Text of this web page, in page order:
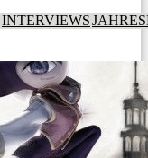
INTERVIEWS